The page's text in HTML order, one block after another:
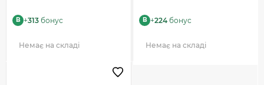
B +313 бонус
Немає на складі
B +224 бонус
Немає на складі